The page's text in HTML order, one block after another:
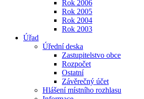
Rok 2006
Rok 2005
Rok 2004
Rok 2003
Úřad
Úřední deska
Zastupitelstvo obce
Rozpočet
Ostatní
Závěrečný účet
Hlášení místního rozhlasu